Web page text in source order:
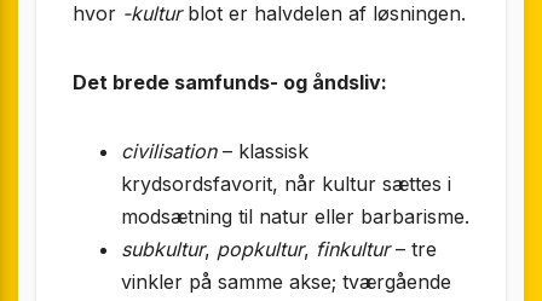
hvor -kulturblot er halvdelen af løsningen.
Det brede samfunds- og åndsliv:
civilisation– klassisk
krydsordsfavorit, når kultur sættes i
modsætning til natur eller barbarisme.
subkultur, popkultur, finkultur– tre
vinkler på samme akse; tværgående